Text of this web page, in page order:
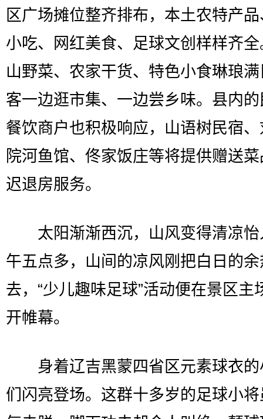
区广场摊位整齐排布，本土农特产
小吃、网红美食、足球文创样样齐
山野菜、农家干货、特色小食琳琅
客一边逛市集、一边尝乡味。县内
餐饮商户也积极响应，山语树民宿
院河鱼馆、佟家饭庄等将提供赠送
迟退房服务。
太阳渐渐西沉，山风变得清凉怡
午五点多，山间的凉风刚把白日的
去，“少儿趣味足球”活动便在景区主
开帷幕。
身着辽吉黑蒙四省区元素球衣的
们闪亮登场。这群十多岁的足球小